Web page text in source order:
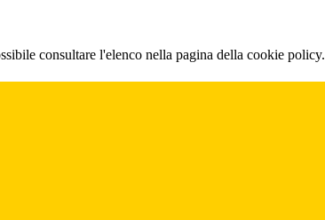
consultare l'elenco nella pagina della cookie policy.